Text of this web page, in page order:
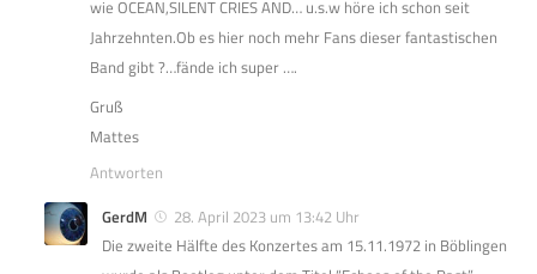
wie OCEAN,SILENT CRIES AND… u.s.w höre ich schon seit
Jahrzehnten.Ob es hier noch mehr Fans dieser fantastischen
Band gibt ?…fände ich super ….
Gruß
Mattes
Antworten
GerdM
28. April 2023 um 13:42 Uhr
Die zweite Hälfte des Konzertes am 15.11.1972 in Böblingen